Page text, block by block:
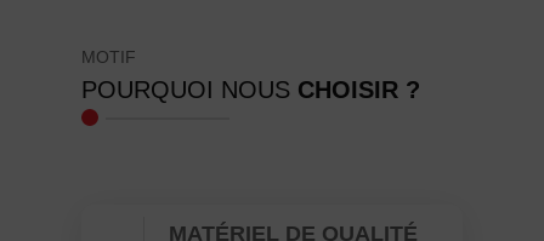
MOTIF
POURQUOI NOUS CHOISIR ?
MATÉRIEL DE QUALITÉ